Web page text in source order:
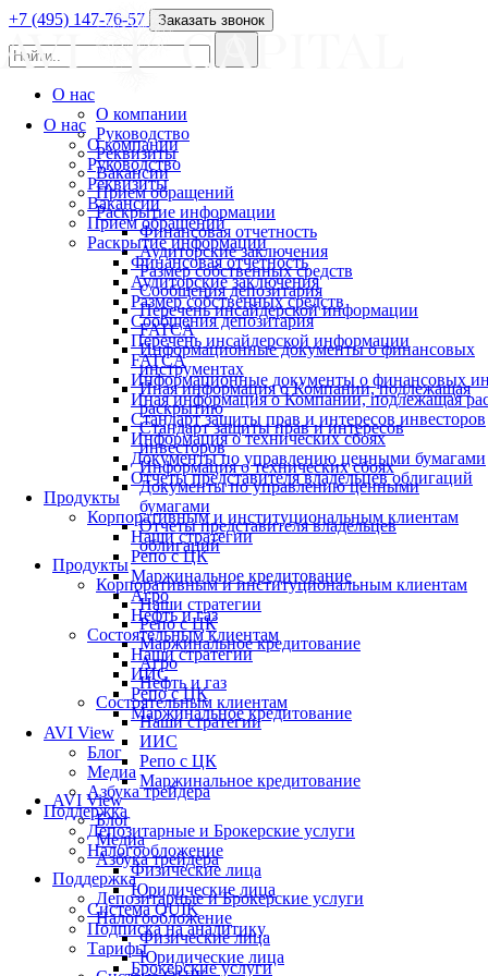
О нас
О компании
Руководство
Реквизиты
Вакансии
Прием обращений
Раскрытие информации
Финансовая отчетность
Аудиторские заключения
Размер собственных средств
Сообщения депозитария
Перечень инсайдерской информации
FATCA
Информационные документы о финансовых
Иная информация о Компании, подлежащая
Стандарт защиты прав и интересов инвесторов
Информация о технических сбоях
Документы по управлению ценными бумагами
Отчеты представителя владельцев облигаций
Продукты
Корпоративным и институциональным клиентам
Наши стратегии
Репо с ЦК
Маржинальное кредитование
Агро
Нефть и газ
Состоятельным клиентам
Наши стратегии
ИИС
Репо с ЦК
Маржинальное кредитование
AVI View
Блог
Медиа
Азбука трейдера
Поддержка
Депозитарные и Брокерские услуги
Налогообложение
Физические лица
Юридические лица
Система QUIK
Подписка на аналитику
Тарифы
Брокерские услуги
+7 (495) 147-76-57 Заказать звонок
О нас
О компании
Руководство
Реквизиты
Вакансии
Прием обращений
Раскрытие информации
Финансовая отчетность
Аудиторские заключения
Размер собственных средств
Сообщения депозитария
Перечень инсайдерской информации
FATCA
Информационные документы о финансовых
инструментах
Иная информация о Компании, подлежащая
раскрытию
Стандарт защиты прав и интересов
инвесторов
Информация о технических сбоях
Документы по управлению ценными
бумагами
Отчеты представителя владельцев
облигаций
Продукты
Корпоративным и институциональным клиентам
Наши стратегии
Репо с ЦК
Маржинальное кредитование
Агро
Нефть и газ
Состоятельным клиентам
Наши стратегии
ИИС
Репо с ЦК
Маржинальное кредитование
AVI View
Блог
Медиа
Азбука трейдера
Поддержка
Депозитарные и Брокерские услуги
Налогообложение
Физические лица
Юридические лица